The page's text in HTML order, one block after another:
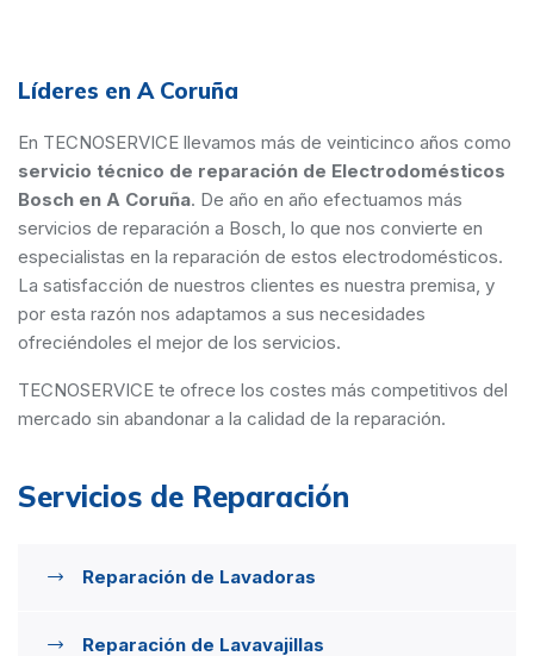
Líderes en A Coruña
En TECNOSERVICE llevamos más de veinticinco años como
servicio técnico de reparación de Electrodomésticos
Bosch en A Coruña. De año en año efectuamos más
servicios de reparación a Bosch, lo que nos convierte en
especialistas en la reparación de estos electrodomésticos.
La satisfacción de nuestros clientes es nuestra premisa, y
por esta razón nos adaptamos a sus necesidades
ofreciéndoles el mejor de los servicios.
TECNOSERVICE te ofrece los costes más competitivos del
mercado sin abandonar a la calidad de la reparación.
Servicios de Reparación
Reparación de Lavadoras
Reparación de Lavavajillas